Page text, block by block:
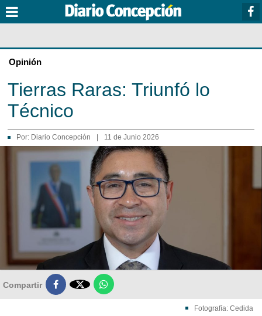
Opinión
Tierras Raras: Triunfó lo
Técnico
Por: Diario Concepción 11 de Junio 2026
Compartir 
Fotografía: Cedida